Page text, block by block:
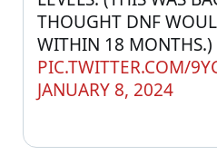
THOUGHT DNF
PIC.TWITTER.COM/
JANUARY 8, 2024